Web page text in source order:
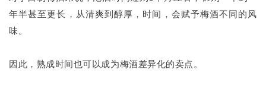
年半甚至更长，从清爽到醇厚，时间，会赋予梅酒不同的风
味。
因此，熟成时间也可以成为梅酒差异化的卖点。